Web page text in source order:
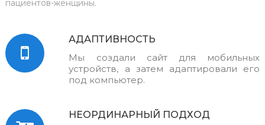
пациентов-женщины.
АДАПТИВНОСТЬ
Мы создали сайт для мобильных
устройств, а затем адаптировали его
под компьютер.
НЕОРДИНАРНЫЙ ПОДХОД